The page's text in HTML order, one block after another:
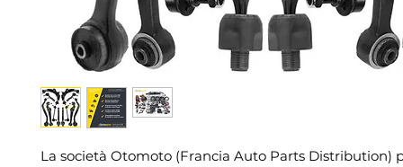
La società Otomoto (Francia Auto Parts Distribution)